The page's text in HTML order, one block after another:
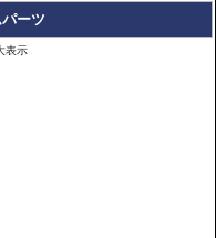
ーツ
表示